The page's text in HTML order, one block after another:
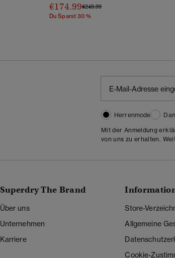
€174.99Preis Wurde Reduziert Von
€249.99Bis
Du Sparst 30 %
Herrenmode
Mit der Anmeldung
von uns zu erhalten.
Superdry The Brand
Über uns
Unternehmen
Karriere
Store-
Allgemeine
Cookie-